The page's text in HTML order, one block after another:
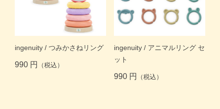
ingenuity / つみかさねリング
990 円 （税込）
ingenuity / アニマルリング セ
ット
990 円 （税込）